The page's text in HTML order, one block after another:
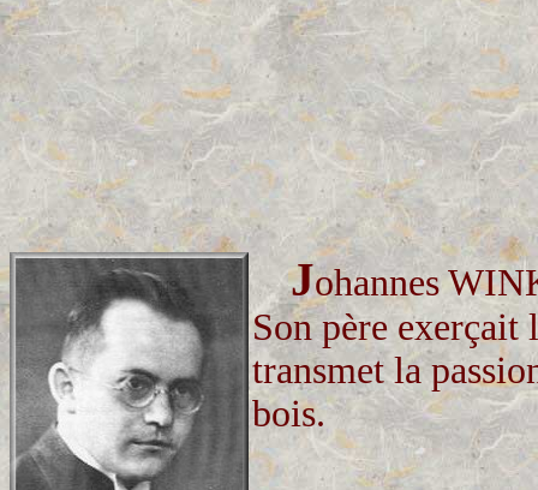
Johannes
Son père
transmet la
bois.